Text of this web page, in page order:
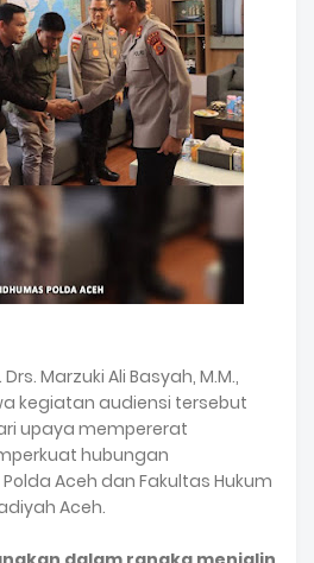
Marzuki Ali Basyah, M.M.,
kegiatan audiensi tersebut
upaya mempererat
hubungan
Aceh dan Fakultas Hukum
Aceh.